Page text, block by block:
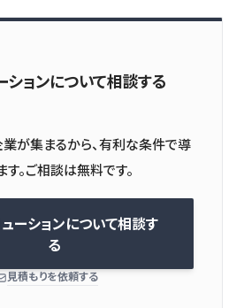
ションについて相談する
が集まるから、有利な条件で導
ーションについて相談す
る
見積もりを依頼する